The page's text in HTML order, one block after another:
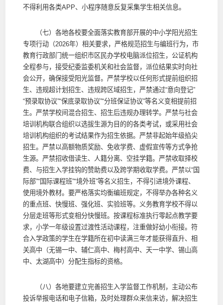
不得利用各类APP、小程序随意反复采集学生相关信息。
（七）各地各校要全面落实教育部开展的中小学阳光招生
专项行动（2026年）相关要求，严格规范招生与编班行为，市
教育行政部门统一组织市区民办学校电脑派位招生，公证机构
全程参与，接受纪委监委机关和社会监督，派位结果实时向社
会公开，确保接受阳光监督。严禁学校以任何形式提前组织招
生、违规超计划招生、违规跨区域招生，严禁通过“意向登记”
“预录取协议”“保底录取协议”“分班保证协议”等名义变相提前招
生。严禁学校间混合招生、招生后违规办理转学。严禁与社会
培训机构联合组织以选拔生源为目的的各类考试，或采用社会
培训机构组织的考试结果作为招生依据。严禁非起始年级掐尖
招生。严禁以高额物质奖励、免收学费、虚假宣传等方式争抢
生源。严禁招收借读生、人籍分离、空挂学籍。严禁收取择校
费、与招生入学挂钩的赞助费以及跨学期收取学费。严禁以“国
际部”“国际课程班”“境外班”等名义招生，不得引进境外课程、
使用境外教材。要严格落实均衡编班规定，不得举办各种名义
的重点班、快慢班、强化班、实验班等。义务教育学校不得以
分层走班等形式变相分快慢班。按课程标准执行零起点教学要
求，小学一年级设置过渡性活动课程，注重做好幼小衔接。符
合入学政策的学生在学籍所在初中读满三年才能获得直升、相
关高中（无锡一中、辅仁高中、梅村高中、天一中学、锡山高
中、太湖高中）分配生指标的资格。
（八）各地要建立完善招生入学监督工作机制，主动公布
投诉举报电话和电子信箱，及时处理群众来信来访，解决招生